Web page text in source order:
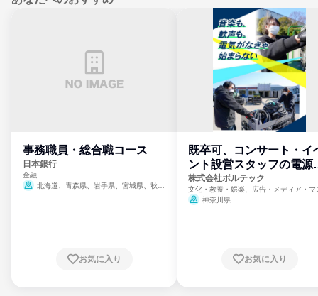
事務職員・総合職コース
日本銀行
金融
北海道、青森県、岩手県、宮城県、秋田
崎県、熊本県、大分県、宮崎県、鹿児島県、
お気に入り
既卒可、コンサート・イ
ント設営スタッフの電源
門
株式会社ボルテック
文化・教養・娯楽、広告・メディア・マ
ミ、電力・ガス・水道・エネルギー
神奈川県
お気に入り